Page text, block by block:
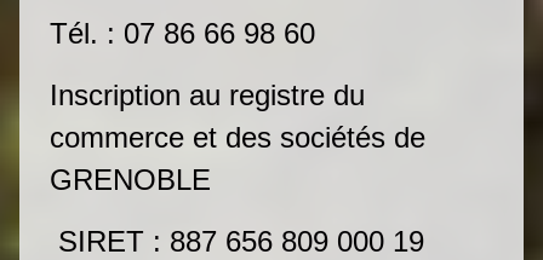
Tél. : 07 86 66 98 60
Inscription au registre du
commerce et des sociétés de
GRENOBLE
SIRET : 887 656 809 000 19